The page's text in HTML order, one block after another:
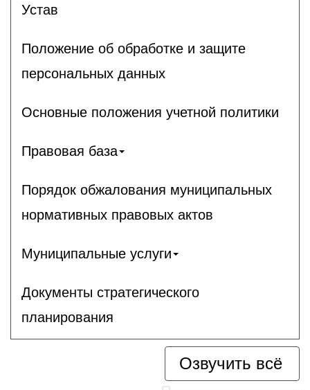
Устав
Положение об обработке и защите
персональных данных
Основные положения учетной политики
Правовая база
Порядок обжалования муниципальных
нормативных правовых актов
Муниципальные услуги
Документы стратегического
планирования
Озвучить всё